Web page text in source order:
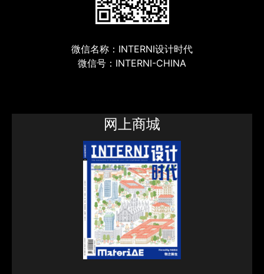
微信名称：INTERNI设计时代
微信号：INTERNI-CHINA
网上商城